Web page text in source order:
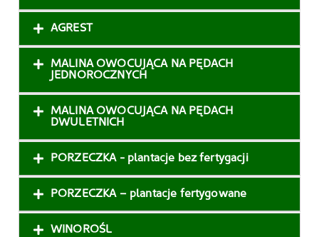
AGREST
MALINA OWOCUJĄCA NA PĘDACH
JEDNOROCZNYCH
MALINA OWOCUJĄCA NA PĘDACH
DWULETNICH
PORZECZKA - plantacje bez fertygacji
PORZECZKA – plantacje fertygowane
WINOROŚL